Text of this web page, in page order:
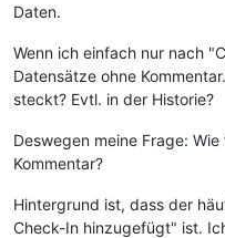
Daten.
Wenn ich einfach nur nach
Datensätze ohne
steckt? Evtl. in der Historie?
Deswegen meine Frage:
Kommentar?
Hintergrund ist, dass der
Check-In hinzugefügt" ist.